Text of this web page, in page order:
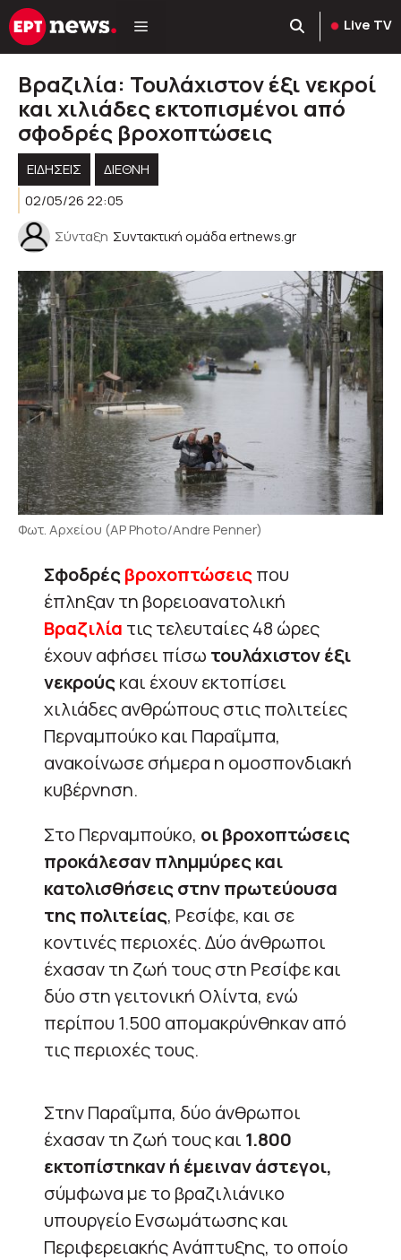
Μετάβαση
σε
Live TV
Βραζιλία: Τουλάχιστον έξι νεκροί
και χιλιάδες εκτοπισμένοι από
σφοδρές βροχοπτώσεις
ΕΙΔΗΣΕΙΣ
ΔΙΕΘΝΗ
02/05/26 22:05
Σύνταξη Συντακτική ομάδα ertnews.gr
Φωτ. Αρχείου (AP Photo/Andre Penner)
Σφοδρέςβροχοπτώσειςπου
έπληξαν τη βορειοανατολική
Βραζιλία τις τελευταίες 48 ώρες
έχουν αφήσει πίσω τουλάχιστον έξι
νεκρούςκαι έχουν εκτοπίσει
χιλιάδες ανθρώπους στις πολιτείες
Περναμπούκο και Παραΐμπα,
ανακοίνωσε σήμερα η ομοσπονδιακή
κυβέρνηση.
Στο Περναμπούκο, οι βροχοπτώσεις
προκάλεσαν πλημμύρες και
κατολισθήσεις στην πρωτεύουσα
της πολιτείας, Ρεσίφε, και σε
κοντινές περιοχές. Δύο άνθρωποι
έχασαν τη ζωή τους στη Ρεσίφε και
δύο στη γειτονική Ολίντα, ενώ
περίπου 1.500 απομακρύνθηκαν από
τις περιοχές τους.
Στην Παραΐμπα, δύο άνθρωποι
έχασαν τη ζωή τους και 1.800
εκτοπίστηκαν ή έμειναν άστεγοι,
σύμφωνα με το βραζιλιάνικο
υπουργείο Ενσωμάτωσης και
Περιφερειακής Ανάπτυξης, το οποίο